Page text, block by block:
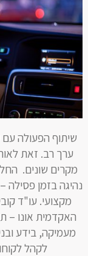
שיתוף הפעולה
ערך רב. זאת לאור
מקרים שונים.
נהיגה בזמן פסילה
מקצועי. עו"ד
מעמיקה, בידע
לקהל